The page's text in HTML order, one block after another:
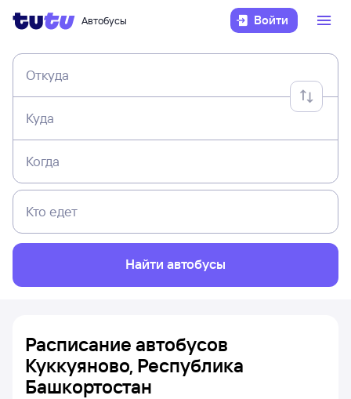
Автобусы Войти
Откуда
Куда
Когда
Кто едет
Найти автобусы
Расписание автобусов
Куккуяново, Республика
Башкортостан